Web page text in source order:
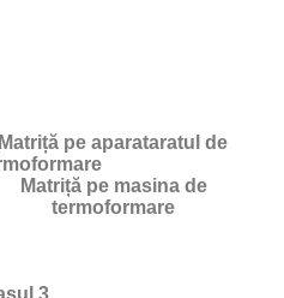
Matriță pe masina de
termoformare